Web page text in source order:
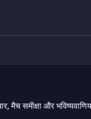
मैच समीक्षा और